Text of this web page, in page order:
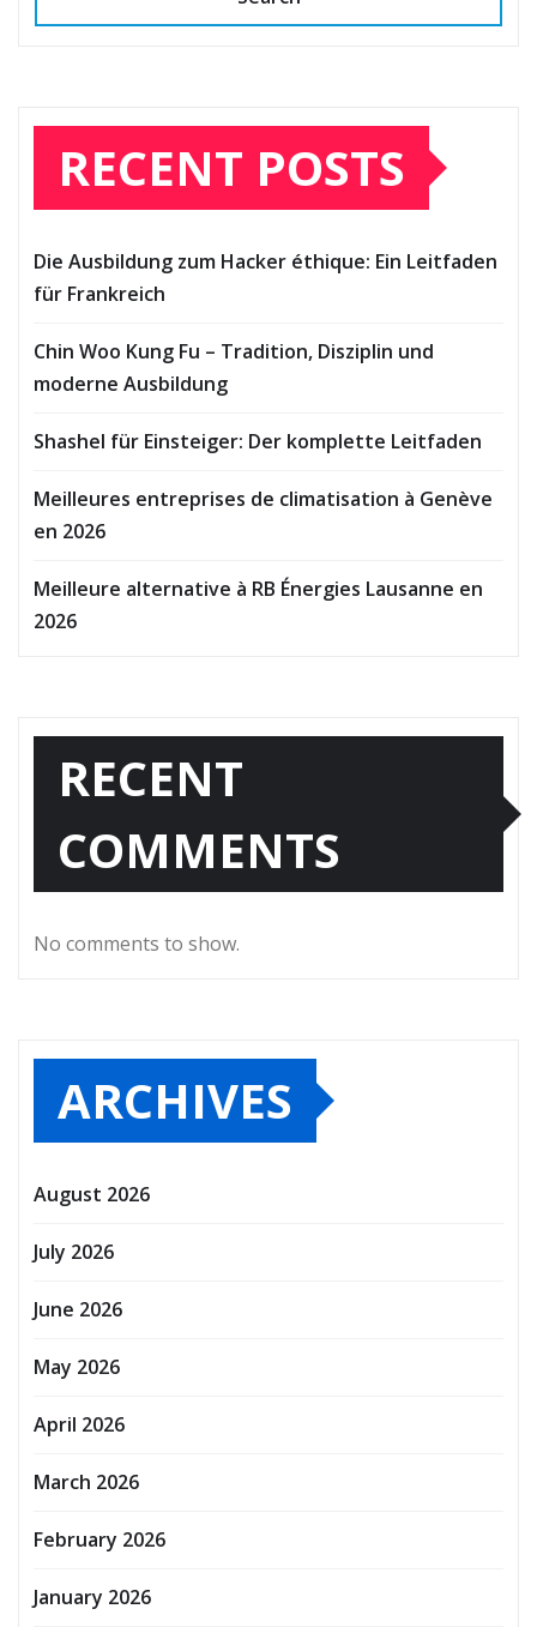
RECENT POSTS
Die Ausbildung zum Hacker éthique: Ein Leitfaden
für Frankreich
Chin Woo Kung Fu – Tradition, Disziplin und
moderne Ausbildung
Shashel für Einsteiger: Der komplette Leitfaden
Meilleures entreprises de climatisation à Genève
en 2026
Meilleure alternative à RB Énergies Lausanne en
2026
RECENT
COMMENTS
No comments to show.
ARCHIVES
August 2026
July 2026
June 2026
May 2026
April 2026
March 2026
February 2026
January 2026